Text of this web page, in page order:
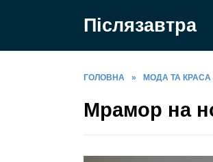
Післязавтра
ГОЛОВНА » МОДА ТА КРАСА
Мрамор на